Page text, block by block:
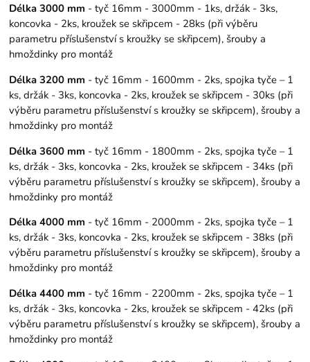
Délka 3000 mm - tyč 16mm - 3000mm - 1ks, držák - 3ks,
koncovka - 2ks, kroužek se skřipcem - 28ks (při výběru
parametru příslušenství s kroužky se skřipcem), šrouby a
hmoždinky pro montáž
Délka 3200 mm - tyč 16mm - 1600mm - 2ks, spojka tyče – 1
ks, držák - 3ks, koncovka - 2ks, kroužek se skřipcem - 30ks (při
výběru parametru příslušenství s kroužky se skřipcem), šrouby a
hmoždinky pro montáž
Délka 3600 mm - tyč 16mm - 1800mm - 2ks, spojka tyče – 1
ks, držák - 3ks, koncovka - 2ks, kroužek se skřipcem - 34ks (při
výběru parametru příslušenství s kroužky se skřipcem), šrouby a
hmoždinky pro montáž
Délka 4000 mm - tyč 16mm - 2000mm - 2ks, spojka tyče – 1
ks, držák - 3ks, koncovka - 2ks, kroužek se skřipcem - 38ks (při
výběru parametru příslušenství s kroužky se skřipcem), šrouby a
hmoždinky pro montáž
Délka 4400 mm - tyč 16mm - 2200mm - 2ks, spojka tyče – 1
ks, držák - 3ks, koncovka - 2ks, kroužek se skřipcem - 42ks (při
výběru parametru příslušenství s kroužky se skřipcem), šrouby a
hmoždinky pro montáž